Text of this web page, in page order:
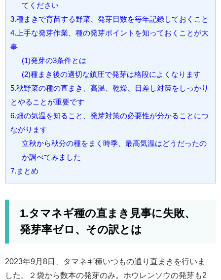
てください
3.種まきで育苗する野菜、発芽日数を毎年記録しておくこと
4.上手な発芽作業、種の発芽ポイントを知っておくことが大
事
(1)発芽の3条件とは
(2)種まき後の適切な鎮圧で発芽は格段によくなります
5.秋野菜の種の直まき、高温、乾燥、日差し対策をしっかり
とやることが重要です
6.畑の気温を知ること、発芽対策の必要性が分かることにつ
ながります
立秋から秋分の種をまく時季、最高気温はどうだったの
か調べてみました
7.まとめ
1.タマネギ種の直まき見事に失敗、
発芽率ゼロ、その訳とは
2023年9月8日、タマネギ種いつもの通り直まきを行いま
した。２袋から数本の発芽のみ。ホウレンソウの発芽も2